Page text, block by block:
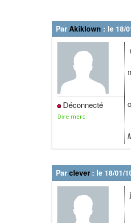
ParAkiklown : le 18/
Déconnecté
Dire merci
Parclever: le 18/01/